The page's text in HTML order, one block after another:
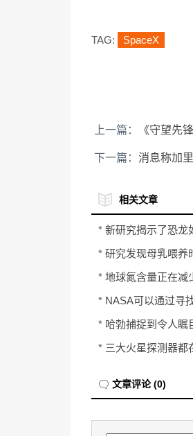
TAG: SpaceX
上一篇： 《守望先
下一篇： 消息称加
相关文章
* 新研究揭示了恐龙
* 研究发现母乳喂养
高有关
* 地球氮含量正在减
的不稳定性
* NASA可以通过寻
* 哈勃捕捉到令人瞩
成千上万颗恒星组成
* 三大火星探测器都
文章评论 (0)